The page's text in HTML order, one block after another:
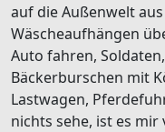
auf die Außenwelt
Wäscheaufhängen
Auto fahren,
Bäckerburschen mit
Lastwagen,
nichts sehe, ist es mir